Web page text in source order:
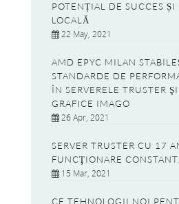
POTENȚIAL DE SUCCES ȘI
LOCALĂ
22 May, 2021
AMD EPYC MILAN
STANDARDE DE
ÎN SERVERELE TRUSTER
GRAFICE IMAGO
26 Apr, 2021
SERVER TRUSTER CU 17
FUNCŢIONARE
15 Mar, 2021
CE TEHNOLOGII NOI